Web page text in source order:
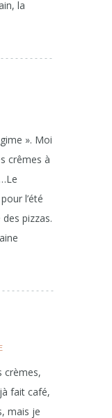
la
». Moi
crêmes à
l’été
pizzas.
crèmes,
fait café,
mais je